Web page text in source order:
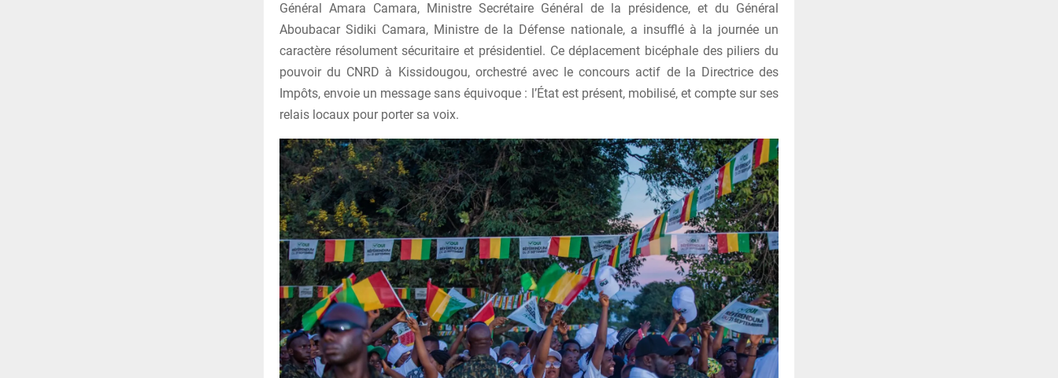
Général Amara Camara, Ministre Secrétaire Général de la présidence, et du Général
Aboubacar Sidiki Camara, Ministre de la Défense nationale, a insufflé à la journée un
caractère résolument sécuritaire et présidentiel. Ce déplacement bicéphale des piliers du
pouvoir du CNRD à Kissidougou, orchestré avec le concours actif de la Directrice des
Impôts, envoie un message sans équivoque : l’État est présent, mobilisé, et compte sur ses
relais locaux pour porter sa voix.